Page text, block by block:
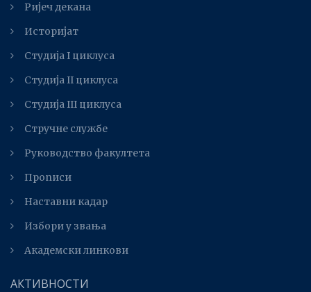
Ријеч декана
Историјат
Студија I циклуса
Студија II циклуса
Студијa III циклуса
Стручне службе
Руководство факултета
Прописи
Наставни кадар
Избори у звања
Академски линкови
АКТИВНОСТИ